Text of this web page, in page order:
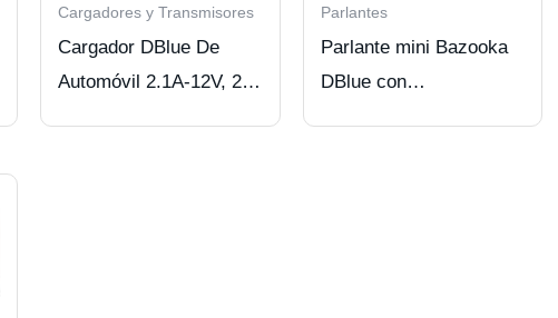
Cargadores y Transmisores
Cargador DBlue De
Automóvil 2.1A-12V, 2
Parlantes
Parlante mini Bazooka
DBlue con